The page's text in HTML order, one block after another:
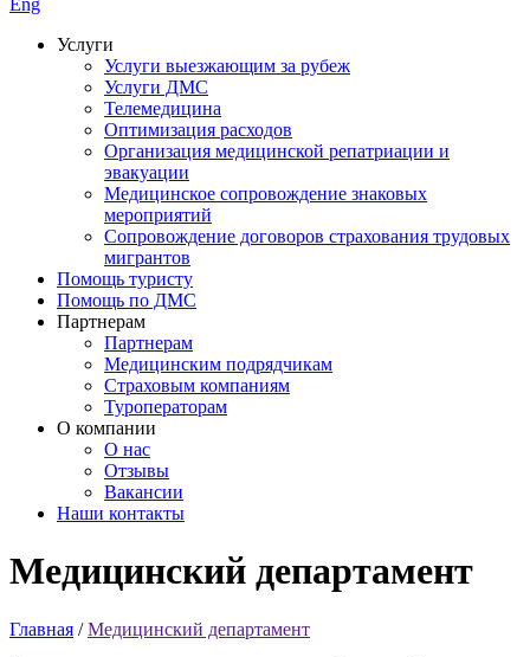
Eng
Услуги
Услуги выезжающим за рубеж
Услуги ДМС
Телемедицина
Оптимизация расходов
Организация медицинской репатриации и
эвакуации
Медицинское сопровождение знаковых
мероприятий
Сопровождение договоров страхования трудовых
мигрантов
Помощь туристу
Помощь по ДМС
Партнерам
Партнерам
Медицинским подрядчикам
Страховым компаниям
Туроператорам
О компании
О нас
Отзывы
Вакансии
Наши контакты
Медицинский департамент
Главная /Медицинский департамент